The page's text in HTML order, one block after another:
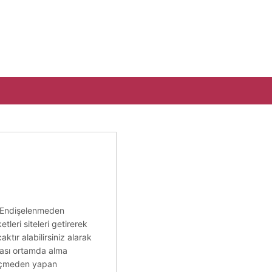
siteleri getirerek
alabilirsiniz alarak
ortamda alma
yapan